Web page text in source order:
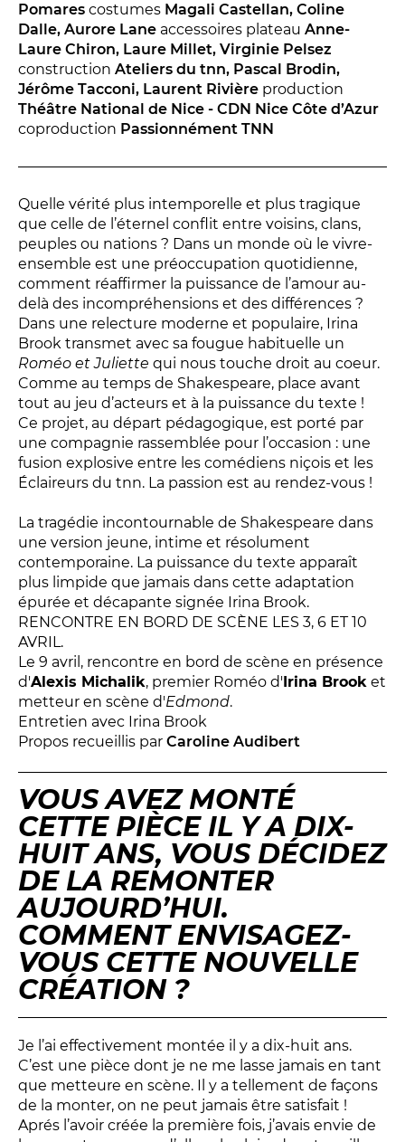
Le Comité de lecture
LES TEMPS FORTS
Les Contes d’apéro
Festival de Magie
Festival de Tragédies
LE PUBLIC
VOUS ÊTES...
Enseignant
Relais
En famille
Étudiant
Entreprise
Entre amis, entre collègues
Acteur des secteurs social,
médical et judiciaire
En situation de handicap
PRATIQUEZ...
Nissa Slam
Le Lab'Oratoire
[cours d’oralité]
À Voix haute ·cours [8-14 ans]
LES ACTIONS PÉDAGOGIQUES
Lettres à... [8eédition]
Les Spectacles itinérants
Moulins en scène
Autour des spectacles
Visites
INFOS PRATIQUES
NOS SALLES
Pomares costumes Magali Castellan, Coline
Dalle, Aurore Lane accessoires plateau Anne-
Laure Chiron, Laure Millet, Virginie Pelsez
construction Ateliers du tnn, Pascal Brodin,
Jérôme Tacconi, Laurent Rivière production
Théâtre National de Nice - CDN Nice Côte d’Azur
coproduction Passionnément TNN
Quelle vérité plus intemporelle et plus tragique
que celle de l’éternel conflit entre voisins, clans,
peuples ou nations ? Dans un monde où le vivre-
ensemble est une préoccupation quotidienne,
comment réaffirmer la puissance de l’amour au-
delà des incompréhensions et des différences ?
Dans une relecture moderne et populaire, Irina
Brook transmet avec sa fougue habituelle un
Roméo et Juliette qui nous touche droit au coeur.
Comme au temps de Shakespeare, place avant
tout au jeu d’acteurs et à la puissance du texte !
Ce projet, au départ pédagogique, est porté par
une compagnie rassemblée pour l’occasion : une
fusion explosive entre les comédiens niçois et les
Éclaireurs du tnn. La passion est au rendez-vous !
La tragédie incontournable de Shakespeare dans
une version jeune, intime et résolument
contemporaine. La puissance du texte apparaît
plus limpide que jamais dans cette adaptation
épurée et décapante signée Irina Brook.
RENCONTRE EN BORD DE SCÈNE LES 3, 6 ET 10
AVRIL.
Le 9 avril, rencontre en bord de scène en présence
d'Alexis Michalik, premier Roméo d' Irina Brook et
metteur en scène d'Edmond.
Entretien avec Irina Brook
Propos recueillis par Caroline Audibert
VOUS AVEZ MONTÉ
CETTE PIÈCE IL Y A DIX-
HUIT ANS, VOUS DÉCIDEZ
DE LA REMONTER
AUJOURD’HUI.
COMMENT ENVISAGEZ-
VOUS CETTE NOUVELLE
CRÉATION ?
Je l’ai effectivement montée il y a dix-huit ans.
C’est une pièce dont je ne me lasse jamais en tant
que metteure en scène. Il y a tellement de façons
de la monter, on ne peut jamais être satisfait !
Aprés l’avoir créée la première fois, j’avais envie de